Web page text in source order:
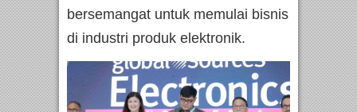
bersemangat untuk memulai bisnis
di industri produk elektronik.